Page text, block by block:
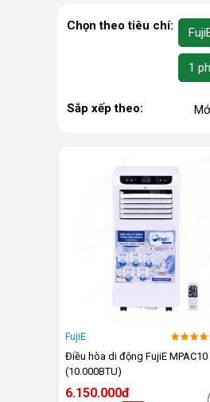
Chọn theo tiêu chí:
1
Sắp xếp theo:
FujiE
Điều hòa di động FujiE MPAC10
(10.000BTU)
6.150.000đ